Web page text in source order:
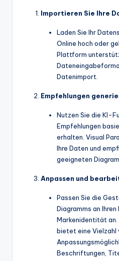
Importieren Sie Ihre
Laden Sie Ihr
Online hoch oder
Plattform
Datenimport.
Empfehlungen
Nutzen Sie die KI-
Empfehlungen
erhalten. Visual
Ihre Daten und
geeigneten
Anpassen und
Passen Sie die
Diagramms an
Markenidentität an.
bietet eine Vielzahl
Beschriftungen,